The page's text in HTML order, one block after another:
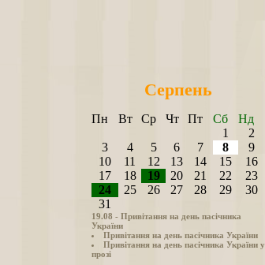
Серпень
Пн Вт Ср Чт Пт Сб
Нд
1
2
3
4 5 6 7 8
9
10
11 12 13 14 15
16
17
18 19 20 21 22
23
24
25 26 27 28 29
30
31
19.08 - Привітання на день пасічника
України
Привітання на день пасічника України
Привітання на день пасічника України у
прозі